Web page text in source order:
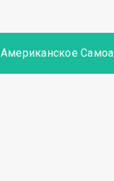
Самоа